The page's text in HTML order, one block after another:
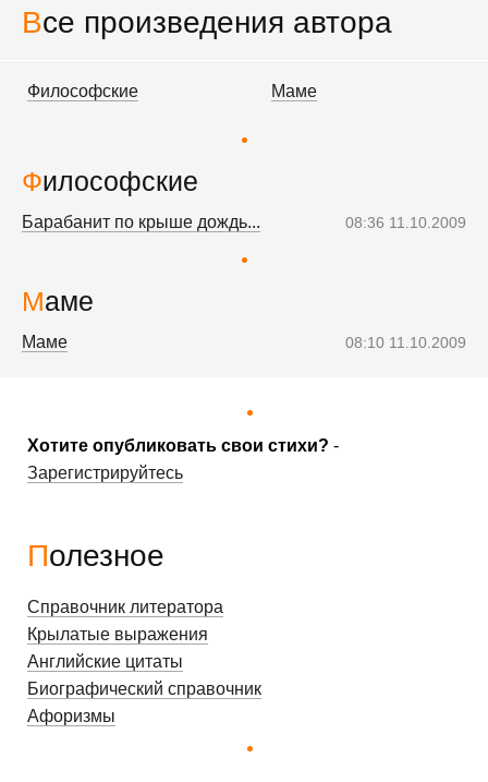
Хотите опубликовать свои стихи? -
Зарегистрируйтесь
Все произведения автора
Философские Маме
Философские
Барабанит по крыше дождь... 08:36 11.10.2009
Маме
Маме 08:10 11.10.2009
Полезное
Справочник литератора
Крылатые выражения
Английские цитаты
Биографический справочник
Афоризмы